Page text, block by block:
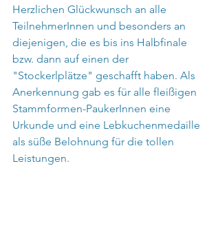
Herzlichen Glückwunsch an alle
TeilnehmerInnen und besonders an
diejenigen, die es bis ins Halbfinale
bzw. dann auf einen der
"Stockerlplätze" geschafft haben. Als
Anerkennung gab es für alle fleißigen
Stammformen-PaukerInnen eine
Urkunde und eine Lebkuchenmedaille
als süße Belohnung für die tollen
Leistungen.